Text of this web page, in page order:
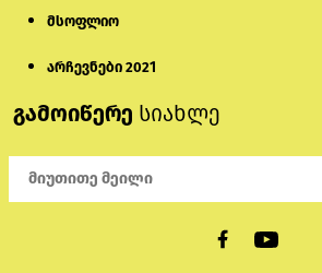
მსოფლიო
არჩევნები 2021
გამოიწერე სიახლე